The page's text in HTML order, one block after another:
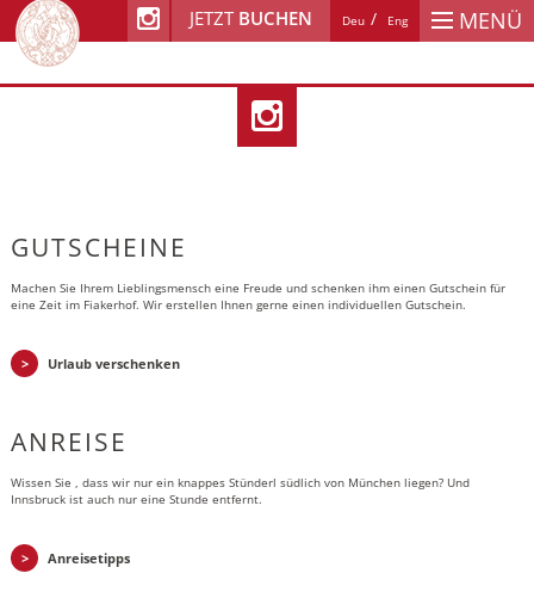
MENÜ
Deu Eng
JETZT BUCHEN
GUTSCHEINE
Machen Sie Ihrem Lieblingsmensch eine Freude und schenken ihm einen Gutschein für
eine Zeit im Fiakerhof. Wir erstellen Ihnen gerne einen individuellen Gutschein.
Urlaub verschenken
ANREISE
Wissen Sie , dass wir nur ein knappes Stünderl südlich von München liegen? Und
Innsbruck ist auch nur eine Stunde entfernt.
Anreisetipps